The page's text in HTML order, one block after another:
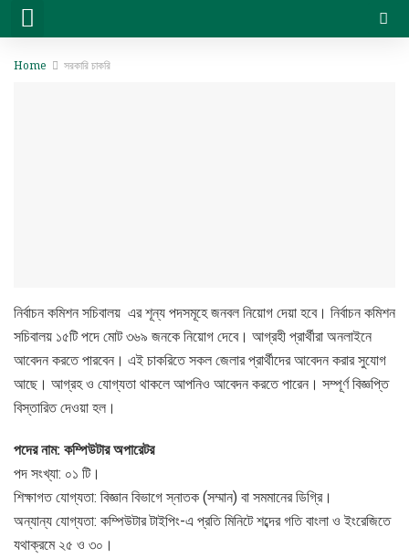
Home সরকারি চাকরি
নির্বাচন কমিশন সচিবালয় এর শূন্য পদসমূহে জনবল নিয়োগ দেয়া হবে। নির্বাচন কমিশন
সচিবালয় ১৫টি পদে মোট ৩৬৯ জনকে নিয়োগ দেবে। আগ্রহী প্রার্থীরা অনলাইনে
আবেদন করতে পারবেন। এই চাকরিতে সকল জেলার প্রার্থীদের আবেদন করার সুযোগ
আছে। আগ্রহ ও যোগ্যতা থাকলে আপনিও আবেদন করতে পারেন। সম্পূর্ণ বিজ্ঞপ্তি
বিস্তারিত দেওয়া হল।
পদের নাম: কম্পিউটার অপারেটর
পদ সংখ্যা: ০১ টি।
শিক্ষাগত যোগ্যতা: বিজ্ঞান বিভাগে স্নাতক (সম্মান) বা সমমানের ডিগ্রি।
অন্যান্য যোগ্যতা: কম্পিউটার টাইপিং-এ প্রতি মিনিটে শব্দের গতি বাংলা ও ইংরেজিতে
যথাক্রমে ২৫ ও ৩০।